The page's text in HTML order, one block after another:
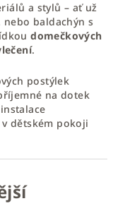
a stylů – ať už
baldachýn s
domečkových
.
postýlek
na dotek
dětském pokoji